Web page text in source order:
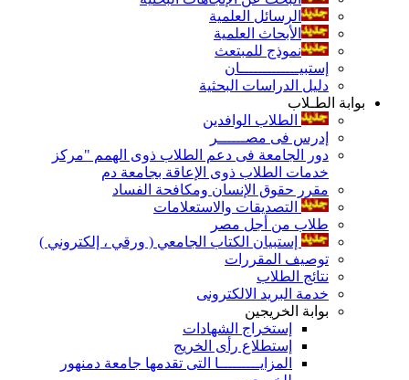
الرسائل العلمية
الأبحاث العلمية
نموذج للمبتعث
إستبيـــــــــــــان
دليل الدراسات البحثية
بوابة الطـلاب
الطلاب الوافدين
إدرس فى مصــــــر
دور الجامعة فى دعم الطلاب ذوى الهمم "مركز
خدمات الطلاب ذوى الإعاقة بجامعة دم
مقرر حقوق الإنسان ومكافحة الفساد
التصديقات والاستعلامات
طلاب من أجل مصر
إستبيان الكتاب الجامعي ( ورقي ، إلكتروني )
توصيف المقررات
نتائج الطلاب
خدمة البريد الالكترونى
بوابة الخريجين
إستخراج الشهادات
إستطلاع رأى الخريج
المزايـــــــــا التى تقدمها جامعة دمنهور